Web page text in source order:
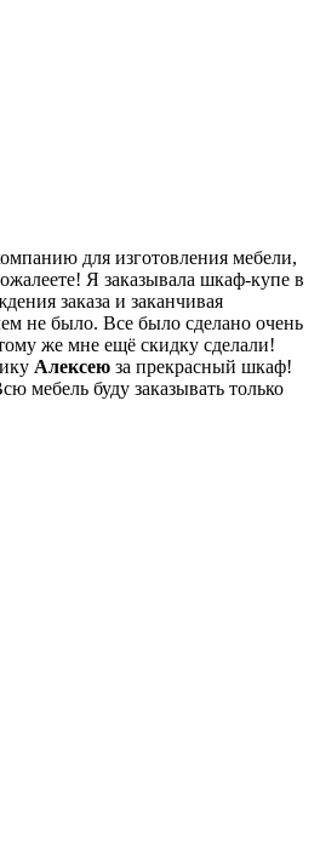
для изготовления мебели,
Я заказывала шкаф-купе в
заказа и заканчивая
не было. Все было сделано очень
же мне ещё скидку сделали!
Алексею за прекрасный шкаф!
мебель буду заказывать только